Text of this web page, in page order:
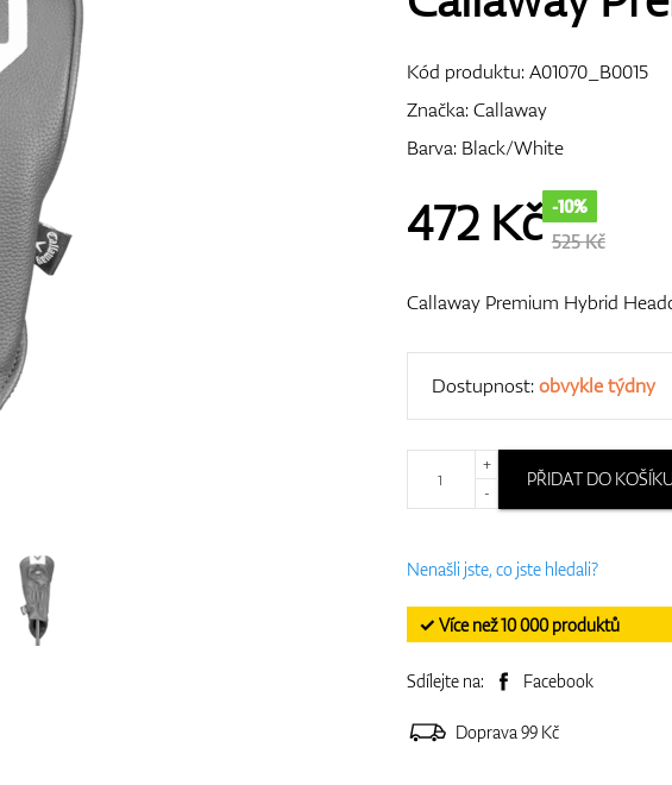
Kód produktu:A01070_B0015
Značka:Callaway
Barva: Black/White
472Kč -10%
525 Kč
Callaway Premium Hybrid
Dostupnost:obvykle týdny
+
-
PŘIDAT DO
Nenašli jste, co jste hledali?
✓ Více než 10 000 produktů
Sdílejte na: Facebook
Doprava 99 Kč